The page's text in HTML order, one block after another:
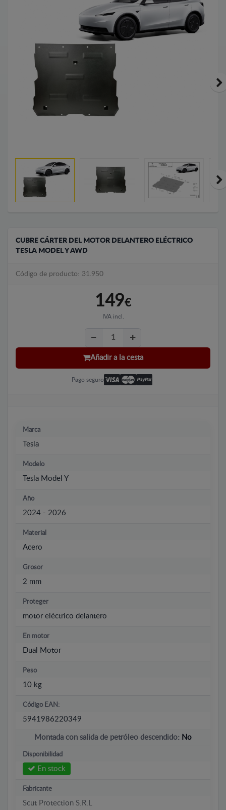
CUBRE CÁRTER DEL MOTOR DELANTERO ELÉCTRICO
TESLA MODEL Y AWD
Código de producto: 31.950
149€
IVA incl.
Añadir a la cesta
Pago seguro
Marca
Tesla
Modelo
Tesla Model Y
Año
2024 - 2026
Material
Acero
Grosor
2 mm
Proteger
motor eléctrico delantero
En motor
Dual Motor
Peso
10 kg
Código EAN:
5941986220349
Montada con salida de petróleo descendido: No
Disponibilidad
En stock
Fabricante
Scut Protection S.R.L